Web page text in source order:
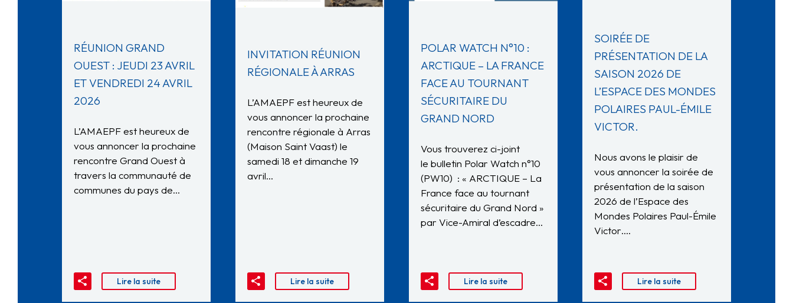
RÉUNION GRAND
OUEST : JEUDI 23 AVRIL
ET VENDREDI 24 AVRIL
2026
L’AMAEPF est heureux de
vous annoncer la prochaine
rencontre Grand Ouest à
travers la communauté de
communes du pays de…
Lire la suite
INVITATION RÉUNION
RÉGIONALE À ARRAS
L’AMAEPF est heureux de
vous annoncer la prochaine
rencontre régionale à Arras
(Maison Saint Vaast) le
samedi 18 et dimanche 19
avril…
Lire la suite
POLAR WATCH N°10 :
ARCTIQUE – LA FRANCE
FACE AU TOURNANT
SÉCURITAIRE DU
GRAND NORD
Vous trouverez ci-joint
le bulletin Polar Watch n°10
(PW10) : « ARCTIQUE – La
France face au tournant
sécuritaire du Grand Nord »
par Vice-Amiral d’escadre…
Lire la suite
SOIRÉE DE
PRÉSENTATION DE LA
SAISON 2026 DE
L’ESPACE DES MONDES
POLAIRES PAUL-ÉMILE
VICTOR.
Nous avons le plaisir de
vous annoncer la soirée de
présentation de la saison
2026 de l’Espace des
Mondes Polaires Paul-Émile
Victor….
Lire la suite